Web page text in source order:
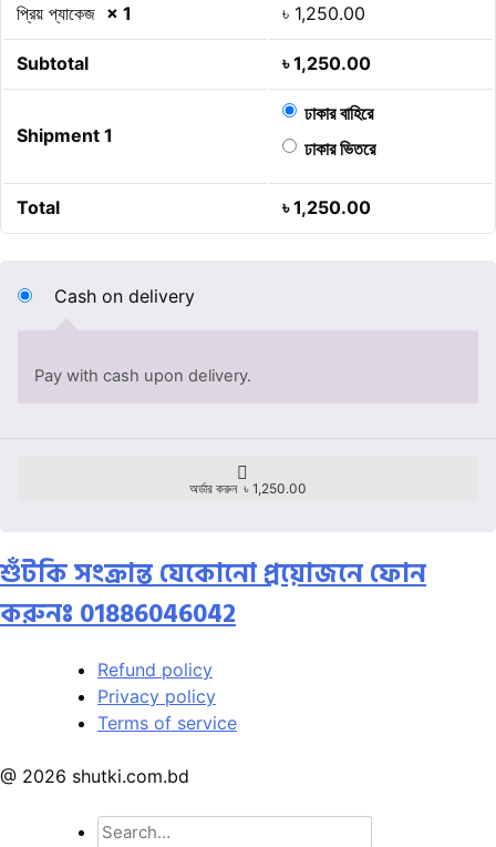
প্রিয় প্যাকেজ × 1 ৳ 1,250.00
Subtotal ৳1,250.00
Shipment 1
ঢাকার বাহিরে
ঢাকার ভিতরে
Total ৳1,250.00
Cash on delivery
Pay with cash upon delivery.
অর্ডার করুন ৳ 1,250.00
শুঁটকি সংক্রান্ত যেকোনো প্রয়োজনে ফোন
করুনঃ 01886046042
Refund policy
Privacy policy
Terms of service
@ 2026 shutki.com.bd
Search